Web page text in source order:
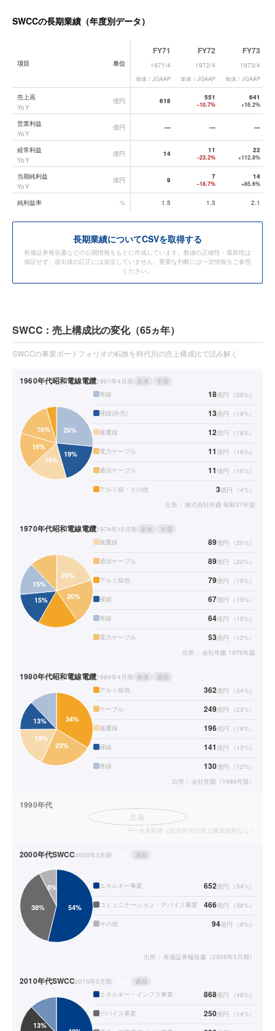
SWCCの長期業績（年度別データ）
SWCCの長期業績データ一覧
項目 単位
FY71
1971/4
単体 / JGAAP
FY72
1972/4
単体 / JGAAP
FY73
1973/4
単体 / JGAAP
売上高
YoY
億円 618 551
−10.7%
641
+16.2%
営業利益
YoY
億円 — — —
経常利益
YoY
億円 14 11
−23.2%
22
+112.8%
当期純利益
YoY
億円 9 7
−18.7%
14
+85.6%
純利益率 % 1.5 1.3 2.1
長期業績についてCSVを取得する
有価証券報告書などの公開情報をもとに作成しています。数値の正確性・最新性は
保証せず、提出後の訂正には追従していません。重要な判断には一次情報をご参照
ください。
SWCC：売上構成比の変化（65ヵ年）
SWCCの事業ポートフォリオの転換を時代別の売上構成比で読み解く
1960年代昭和電線電纜1961年4月期 単体
半期
巻線
18億円 （26%）
裸線(外売) 13億円 （ 19%）
被覆線 12億円 （ 18%）
電力ケーブル 11億円 （ 16%）
通信ケーブル 11億円 （ 16%）
アルミ線・その他 3億円 （4%）
出所： 株式会社年鑑 昭和37年版
1970年代昭和電線電纜1974年10月期 単体
半期
被覆線
89億円 （20%）
通信ケーブル 89億円 （20%）
アルミ線他 79億円 （ 18%）
裸線 67億円 （ 15%）
巻線 64億円 （ 15%）
電力ケーブル 53億円 （ 12%）
出所： 会社年鑑 1976年版
1980年代昭和電線電纜1984年4月期 単体
通期
アルミ線他
362億円 （34%）
ケーブル 249億円 （23%）
被覆線 196億円 （ 18%）
裸線 141億円 （ 13%）
巻線 130億円 （ 12%）
出所： 会社年鑑（1986年版）
1990年代
欠落
データ未取得（該当年代の売上構成資料なし）
2000年代SWCC2005年3月期 通期
エネルギー事業 652億円 （54%）
コミュニケーション・デバイス事業 466億円 （38%）
その他 94億円 （8%）
出所： 有価証券報告書（2005年3月期）
2010年代SWCC2015年3月期
通期
エネルギー・インフラ事業
868億円 （48%）
デバイス事業 250億円 （ 14%）